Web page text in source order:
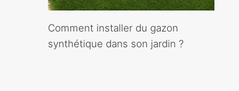
Comment installer du gazon
synthétique dans son jardin ?